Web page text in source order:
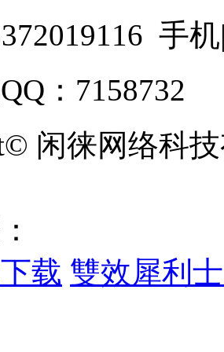
手
：7158732
闲徕网络科
载 雙效犀利